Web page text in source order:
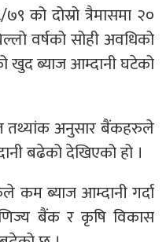
को दोस्रो त्रैमासमा २०
वर्षको सोही अवधिको
ब्याज आम्दानी घटेको
तथ्यांक अनुसार बैंकहरुले
बढेको देखिएको हो ।
कम ब्याज आम्दानी गर्दा
बैंक र कृषि विकास